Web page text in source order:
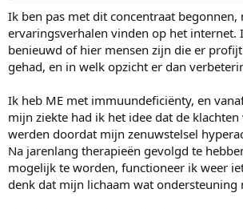
r
t
e
r
Ik ben pas met dit concentraat begonnen,
ervaringsverhalen vinden op het internet.
benieuwd of hier mensen zijn die er
gehad, en in welk opzicht er dan
Ik heb ME met immuundeficiënty, en
mijn ziekte had ik het idee dat de
werden doordat mijn zenuwstelsel
Na jarenlang therapieën gevolgd te
mogelijk te worden, functioneer ik weer
denk dat mijn lichaam wat ondersteuning